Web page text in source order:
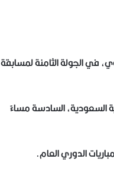
في الجولة الثامنة لمسابقة
السعودية، السادسة مساءً
الدوري العام.